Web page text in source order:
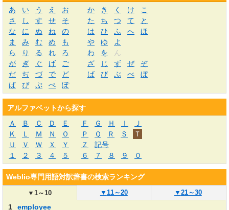
あ
い う え お か き く け
こ
さ
し す せ そ た ち つ て
と
な
に ぬ ね の は ひ ふ へ
ほ
ま
み む め も や ゆ
よ
ら
り る れ ろ わ を
ん
が
ぎ ぐ げ ご ざ じ ず ぜ
ぞ
だ
ぢ づ で ど ば び ぶ べ
ぼ
ぱ
ぴ ぷ ぺ ぽ
アルファベットから探す
Ａ
Ｂ Ｃ Ｄ Ｅ Ｆ Ｇ Ｈ Ｉ
Ｊ
Ｋ
Ｌ Ｍ Ｎ Ｏ Ｐ Ｑ Ｒ Ｓ
Ｔ
Ｕ
Ｖ Ｗ Ｘ Ｙ Ｚ
記号
１
２ ３ ４ ５ ６ ７ ８ ９ ０
Weblio専門用語対訳辞書の検索ランキング
▼1～10 ▼ 11～20 ▼ 21～30
1 employee